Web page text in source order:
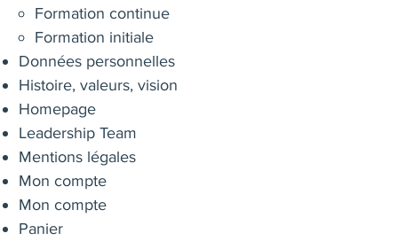
Formation continue
Formation initiale
Données personnelles
Histoire, valeurs, vision
Homepage
Leadership Team
Mentions légales
Mon compte
Mon compte
Panier